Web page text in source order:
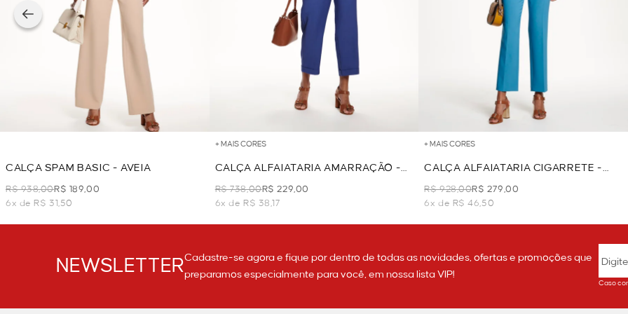
CALÇA SPAM BASIC - AVEIA
R$ 938,00R$ 189,00
6x de R$ 31,50
+ MAIS CORES
CALÇA ALFAIATARIA AMARRAÇÃO -
AZUL
R$ 738,00R$ 229,00
6x de R$ 38,17
+ MAIS CORES
CALÇA ALFAIATARIA CIGARRETE -
AZUL
R$ 928,00R$ 279,00
6x de R$ 46,50
NEWSLETTERCadastre-se agora e fique por dentro de todas as novidades, ofertas e promoções que
preparamos especialmente para você, em nossa lista VIP!
Caso